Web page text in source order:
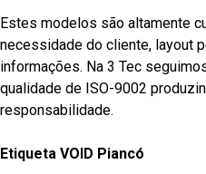
Estes modelos são altamente
necessidade do cliente, layout
informações. Na 3 Tec
qualidade de ISO-9002
responsabilidade.
Etiqueta VOID Piancó